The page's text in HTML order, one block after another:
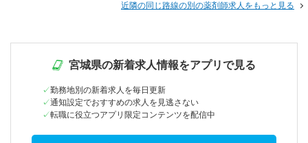
近隣の同じ路線の別の薬剤師求人をもっと見る
宮城県の新着求人情報をアプリで見る
勤務地別の新着求人を毎日更新
通知設定でおすすめの求人を見逃さない
転職に役立つアプリ限定コンテンツを配信中